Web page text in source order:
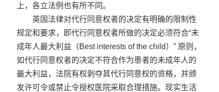
上，各立法例也有所不同。
英国法律对代行同意权者的决定有明确的限制性
规定和要求，即代行同意权者所做的决定必须符合“未
成年人最大利益（Best interests of the child）” 原则，
如代行同意权者的决定不符合作为患者的未成年人的
最大利益，法院有权剥夺其代行同意权的资格，并颁
发许可令或禁止令授权医院采取合理措施。现实生活